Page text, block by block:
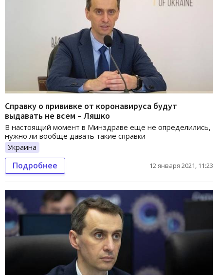
Справку о прививке от коронавируса будут
выдавать не всем – Ляшко
В настоящий момент в Минздраве еще не определились,
нужно ли вообще давать такие справки
Украина
Подробнее 12 января 2021, 11:23